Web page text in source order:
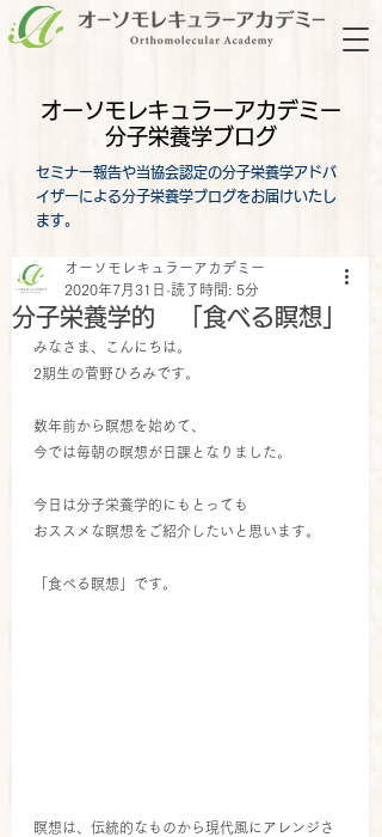
オーソモレキュラーアカデミー
分子栄養学ブログ
セミナー報告や当協会認定の分子栄養学アドバ
イザーによる分子栄養学ブログをお届けいたし
ます。
分子栄養学的 「食べる瞑想」
オーソモレキュラーアカデミー
2020年7月31日 読了時間: 5分
みなさま、こんにちは。
2期生の菅野ひろみです。
数年前から瞑想を始めて、
今では毎朝の瞑想が日課となりました。
今日は分子栄養学的にもとっても
おススメな瞑想をご紹介したいと思います。
「食べる瞑想」です。
瞑想は、伝統的なものから現代風にアレンジさ